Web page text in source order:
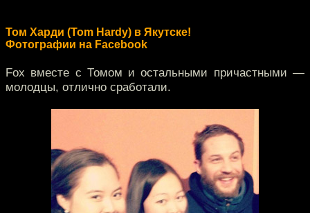
Том Харди (Tom Hardy) в Якутске!
Фотографии на Facebook
Fox вместе с Томом и остальными причастными —
молодцы, отлично сработали.